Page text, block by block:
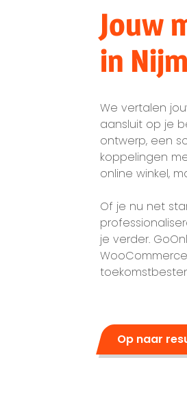
Jouw
in
We vertalen
aansluit op je
ontwerp, een
koppelingen
online winkel,
Of je nu net
je verder.
Op naar